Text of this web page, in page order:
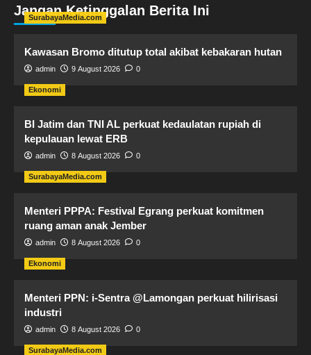
Jangan Ketinggalan Berita Ini
SurabayaMedia.com
Kawasan Bromo ditutup total akibat kebakaran hutan
admin 9 August 2026 0
Ekonomi
BI Jatim dan TNI AL perkuat kedaulatan rupiah di
kepulauan lewat ERB
admin 8 August 2026 0
SurabayaMedia.com
Menteri PPPA: Festival Egrang perkuat komitmen
ruang aman anak Jember
admin 8 August 2026 0
Ekonomi
Menteri PPN: i-Sentra @Lamongan perkuat hilirisasi
industri
admin 8 August 2026 0
SurabayaMedia.com